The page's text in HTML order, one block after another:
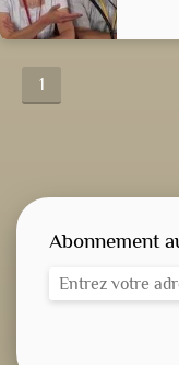
1
Abonnement